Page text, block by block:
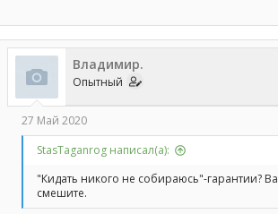
Владимир.
Опытный
27 Май 2020
StasTaganrog написал(а):
"Кидать никого не собираюсь"-гарантии?
смешите.